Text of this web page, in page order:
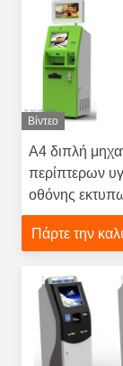
Βίντεο
A4 διπλή
περίπτερων
οθόνης
λέιζερ,
Πάρτε την